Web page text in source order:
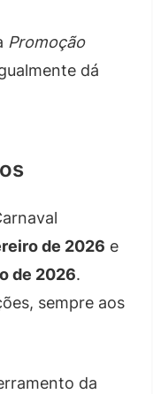
Promoção
dá
de 2026 e
de 2026.
sempre aos
da